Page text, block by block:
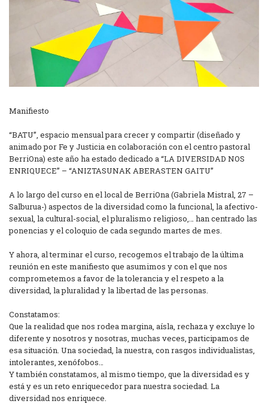
Manifiesto
“BATU”, espacio mensual para crecer y compartir (diseñado y
animado por Fe y Justicia en colaboración con el centro pastoral
BerriOna) este año ha estado dedicado a “LA DIVERSIDAD NOS
ENRIQUECE” – “ANIZTASUNAK ABERASTEN GAITU”
A lo largo del curso en el local de BerriOna (Gabriela Mistral, 27 –
Salburua-) aspectos de la diversidad como la funcional, la afectivo-
sexual, la cultural-social, el pluralismo religioso,… han centrado las
ponencias y el coloquio de cada segundo martes de mes.
Y ahora, al terminar el curso, recogemos el trabajo de la última
reunión en este manifiesto que asumimos y con el que nos
comprometemos a favor de la tolerancia y el respeto a la
diversidad, la pluralidad y la libertad de las personas.
Constatamos:
Que la realidad que nos rodea margina, aísla, rechaza y excluye lo
diferente y nosotros y nosotras, muchas veces, participamos de
esa situación. Una sociedad, la nuestra, con rasgos individualistas,
intolerantes, xenófobos…
Y también constatamos, al mismo tiempo, que la diversidad es y
está y es un reto enriquecedor para nuestra sociedad. La
diversidad nos enriquece.